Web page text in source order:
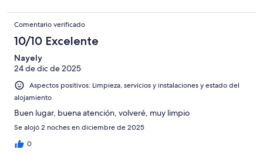
Comentario verificado
10/10 Excelente
Nayely
24 de dic de 2025
Aspectos positivos: Limpieza, servicios y instalaciones y estado del
alojamiento
Buen lugar, buena atención, volveré, muy limpio
Se alojó 2 noches en diciembre de 2025
0